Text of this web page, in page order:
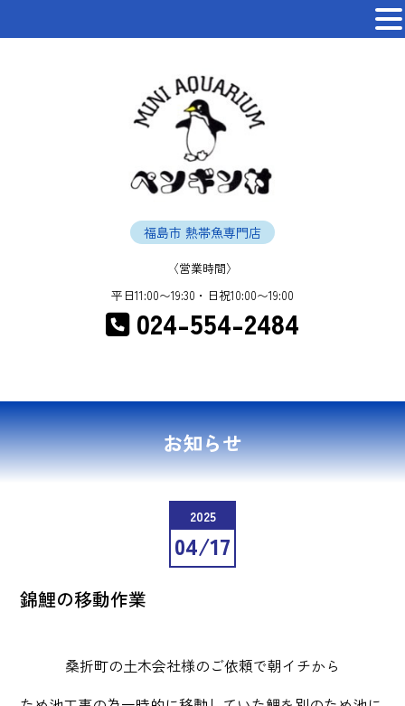
福島市 熱帯魚専門店
〈営業時間〉
平日11:00〜19:30・日祝10:00〜19:00
024-554-2484
お知らせ
2025
04/17
錦鯉の移動作業
桑折町の土木会社様のご依頼で朝イチから